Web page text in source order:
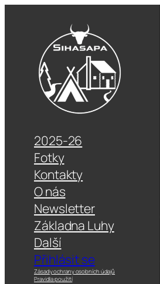
2025-26
Fotky
Kontakty
O nás
Newsletter
Základna Luhy
Další
Přihlásit se
Zásady ochrany osobních údajů
Pravidla použití